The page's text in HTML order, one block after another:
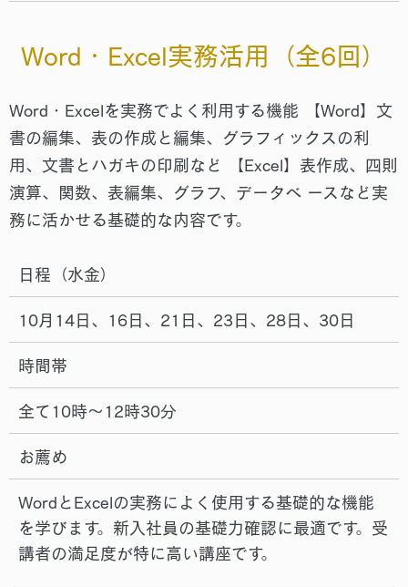
Word・Excel実務活用 （全6回）
Word・Excelを実務でよく利⽤する機能 【Word】⽂
書の編集、表の作成と編集、グラフィックスの利
⽤、⽂書とハガキの印刷など 【Excel】表作成、四則
演算、関数、表編集、グラフ、データベ ースなど実
務に活かせる基礎的な内容です。
日程（水金）
10月14日、16日、21日、23日、28日、30日
時間帯
全て10時～12時30分
お薦め
WordとExcelの実務によく使用する基礎的な機能
を学びます。新入社員の基礎力確認に最適です。受
講者の満足度が特に高い講座です。